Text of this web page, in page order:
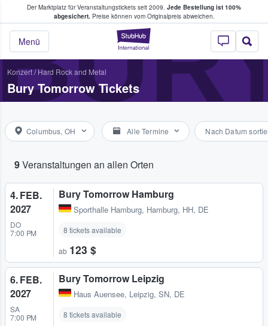
Der Marktplatz für Veranstaltungstickets seit 2009. Jede Bestellung ist 100%
abgesichert.Preise können vom Originalpreis abweichen.
StubHub - Wo
Menü
Tickets kaufen & verkaufen
Konzert/Hard Rock and Metal
Bury Tomorrow Tickets
Columbus, OH Alle Termine Nach Datum
9Veranstaltungen an allen Orten
4. FEB.
2027
DO
7:00 PM
Bury Tomorrow Hamburg
Sporthalle Hamburg, Hamburg, HH, DE
8 tickets available
ab 123 $
6. FEB.
2027
SA
7:00 PM
Bury Tomorrow Leipzig
Haus Auensee, Leipzig, SN, DE
8 tickets available